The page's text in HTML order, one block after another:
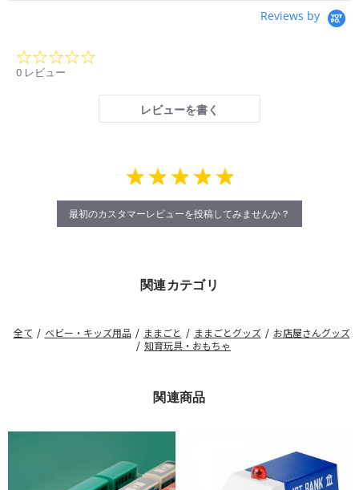
Reviews by
0 レビュー
レビューを書く
最初のカスタマーレビューを投稿してみませんか？
関連カテゴリ
全て / ベビー・キッズ用品 / ままごと / ままごとグッズ / お店屋さんグッズ
/ 知育玩具・おもちゃ
関連商品